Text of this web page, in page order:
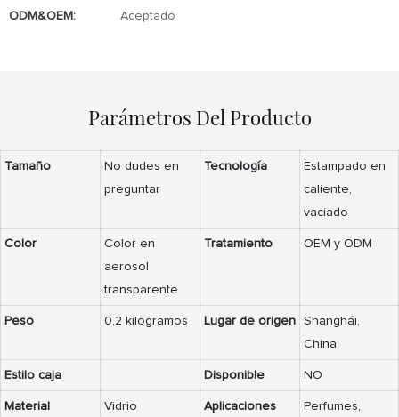
ODM&OEM: Aceptado
Parámetros Del Producto
Tamaño
No dudes en
preguntar
Tecnología
Estampado en
caliente,
vaciado
Color
Color en
aerosol
transparente
Tratamiento OEM y ODM
Peso 0,2 kilogramos Lugar de origen
Shanghái,
China
Estilo caja Disponible NO
Material
Vidrio
Aplicaciones
Perfumes,